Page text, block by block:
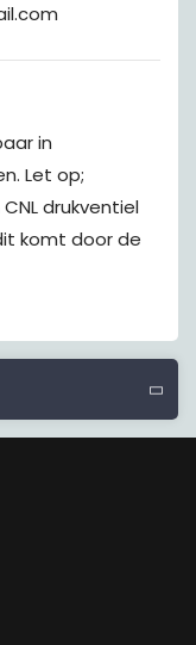
in
Let op;
drukventiel
komt door de